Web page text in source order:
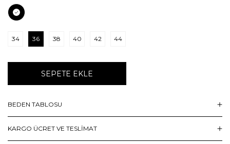
34 36 38 40 42 44
SEPETE EKLE
BEDEN TABLOSU
KARGO ÜCRET VE TESLİMAT